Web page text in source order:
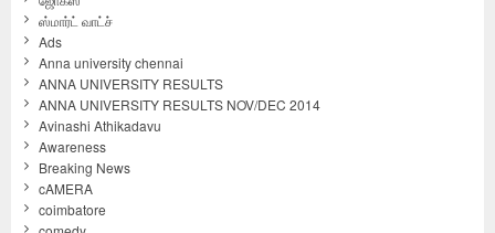
ஸ்மார்ட் வாட்ச்
Ads
Anna university chennai
ANNA UNIVERSITY RESULTS
ANNA UNIVERSITY RESULTS NOV/DEC 2014
Avinashi Athikadavu
Awareness
Breaking News
cAMERA
coimbatore